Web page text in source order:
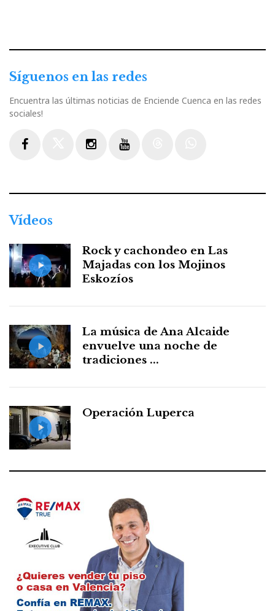
Síguenos en las redes
Encuentra las últimas noticias de Enciende Cuenca en las redes
sociales!
Vídeos
Rock y cachondeo en Las
Majadas con los Mojinos
Eskozíos
La música de Ana Alcaide
envuelve una noche de
tradiciones ...
Operación Luperca